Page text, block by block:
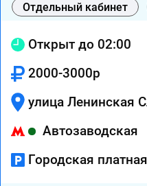
Отдельный кабинет
Открыт до 02:00
2000-3000р
улица Ленинская
Автозаводская
Городская платная